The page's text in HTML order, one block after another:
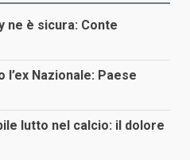
ne è sicura: Conte
Nazionale: Paese
lutto nel calcio: il dolore